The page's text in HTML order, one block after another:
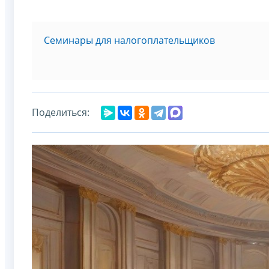
Семинары для налогоплательщиков
Поделиться: